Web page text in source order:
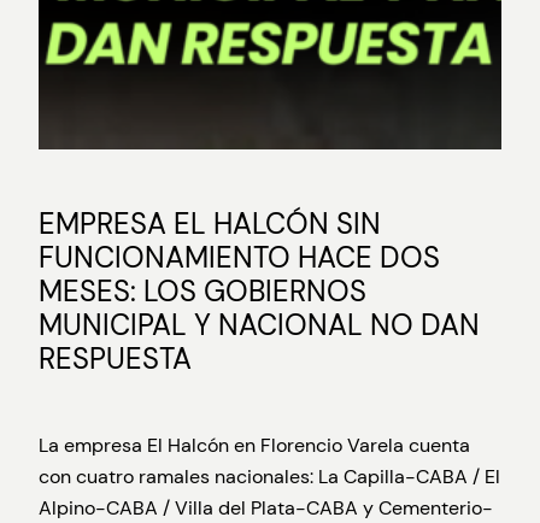
EMPRESA EL HALCÓN SIN
FUNCIONAMIENTO HACE DOS
MESES: LOS GOBIERNOS
MUNICIPAL Y NACIONAL NO DAN
RESPUESTA
La empresa El Halcón en Florencio Varela cuenta
con cuatro ramales nacionales: La Capilla-CABA / El
Alpino-CABA / Villa del Plata-CABA y Cementerio-